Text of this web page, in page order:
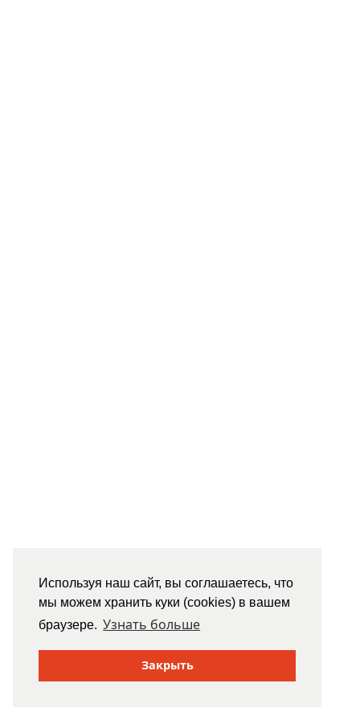
Используя наш сайт, вы соглашаетесь, что
мы можем хранить куки (cookies) в вашем
браузере. Узнать больше
Закрыть